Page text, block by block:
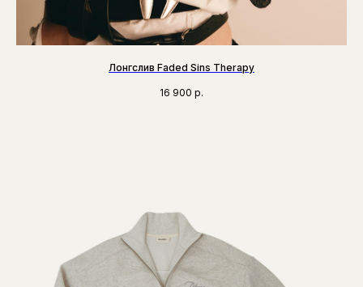
Лонгслив Faded Sins Therapy
16 900 р.